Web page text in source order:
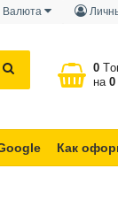
Валюта
0
на
Как